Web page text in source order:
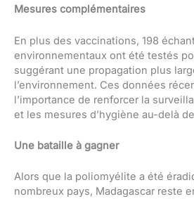
Mesures complémentaires
En plus des vaccinations, 198
environnementaux ont été testés
suggérant une propagation plus
l’environnement. Ces données
l’importance de renforcer la
et les mesures d’hygiène au-delà
Une bataille à gagner
Alors que la poliomyélite a été
nombreux pays, Madagascar reste